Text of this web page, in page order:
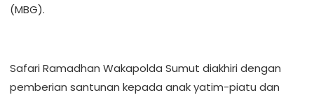
(MBG).
Safari Ramadhan Wakapolda Sumut diakhiri dengan
pemberian santunan kepada anak yatim-piatu dan